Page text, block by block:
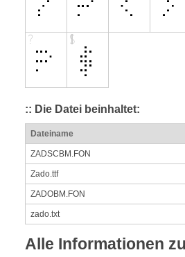
:: Die Datei beinhaltet:
Dateiname
ZADSCBM.FON
Zado.ttf
ZADOBM.FON
zado.txt
Alle Informationen